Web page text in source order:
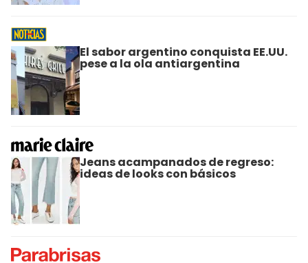
El sabor argentino conquista EE.UU.
pese a la ola antiargentina
Jeans acampanados de regreso:
ideas de looks con básicos